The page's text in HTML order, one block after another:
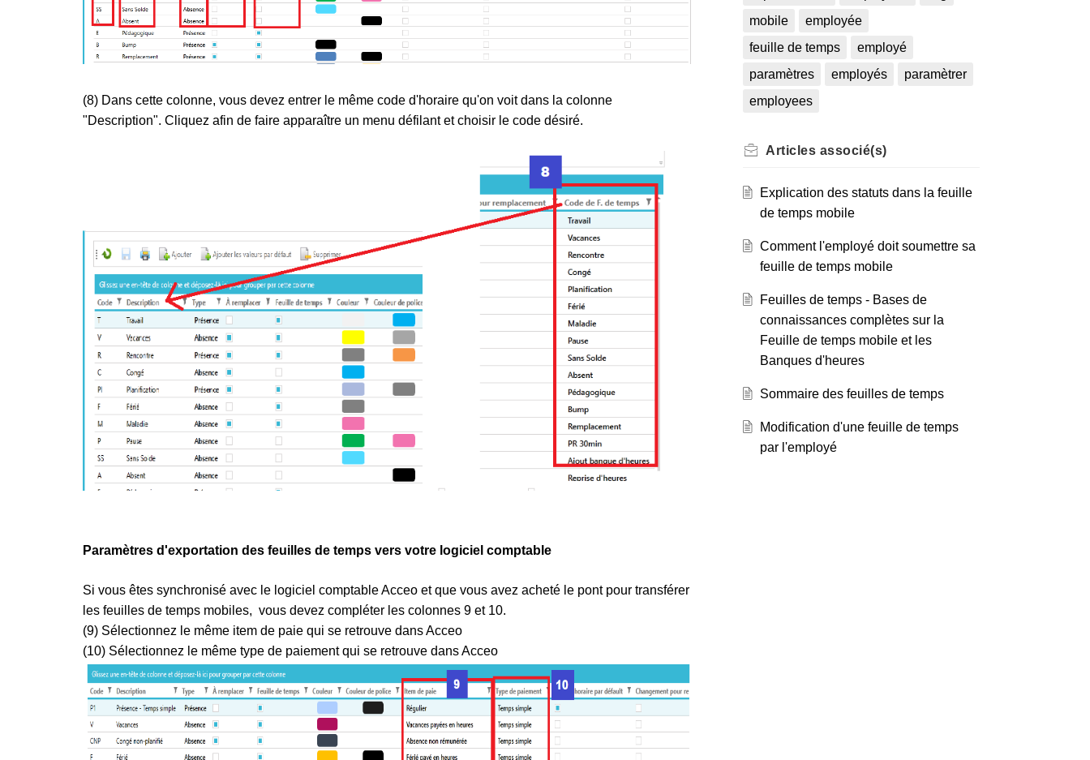
(8) Dans cette colonne, vous devez entrer le même code d'horaire qu'on voit dans la colonne
"Description". Cliquez afin de faire apparaître un menu défilant et choisir le code désiré.
Paramètres d'exportation des feuilles de temps vers votre logiciel comptable
Si vous êtes synchronisé avec le logiciel comptable Acceo et que vous avez acheté le pont pour transférer
les feuilles de temps mobiles, vous devez compléter les colonnes 9 et 10.
(9) Sélectionnez le même item de paie qui se retrouve dans Acceo
(10) Sélectionnez le même type de paiement qui se retrouve dans Acceo
mobile
employée
feuille de temps
employé
paramètres
employés
paramètrer
employees
Articles associé(s)
Explication des statuts dans la feuille
de temps mobile
Comment l'employé doit soumettre sa
feuille de temps mobile
Feuilles de temps - Bases de
connaissances complètes sur la
Feuille de temps mobile et les
Banques d'heures
Sommaire des feuilles de temps
Modification d'une feuille de temps
par l'employé